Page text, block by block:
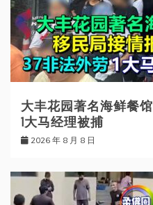
大丰花园著名海鲜餐
1大马经理被捕
2026 年 8 月 8 日